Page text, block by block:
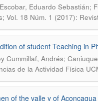
Eduardo Sebastián;
Vol. 18 Núm. 1 (2017):
of student Teaching in
Cummillaf, Andrés;
de la Actividad Física
of the valle y of